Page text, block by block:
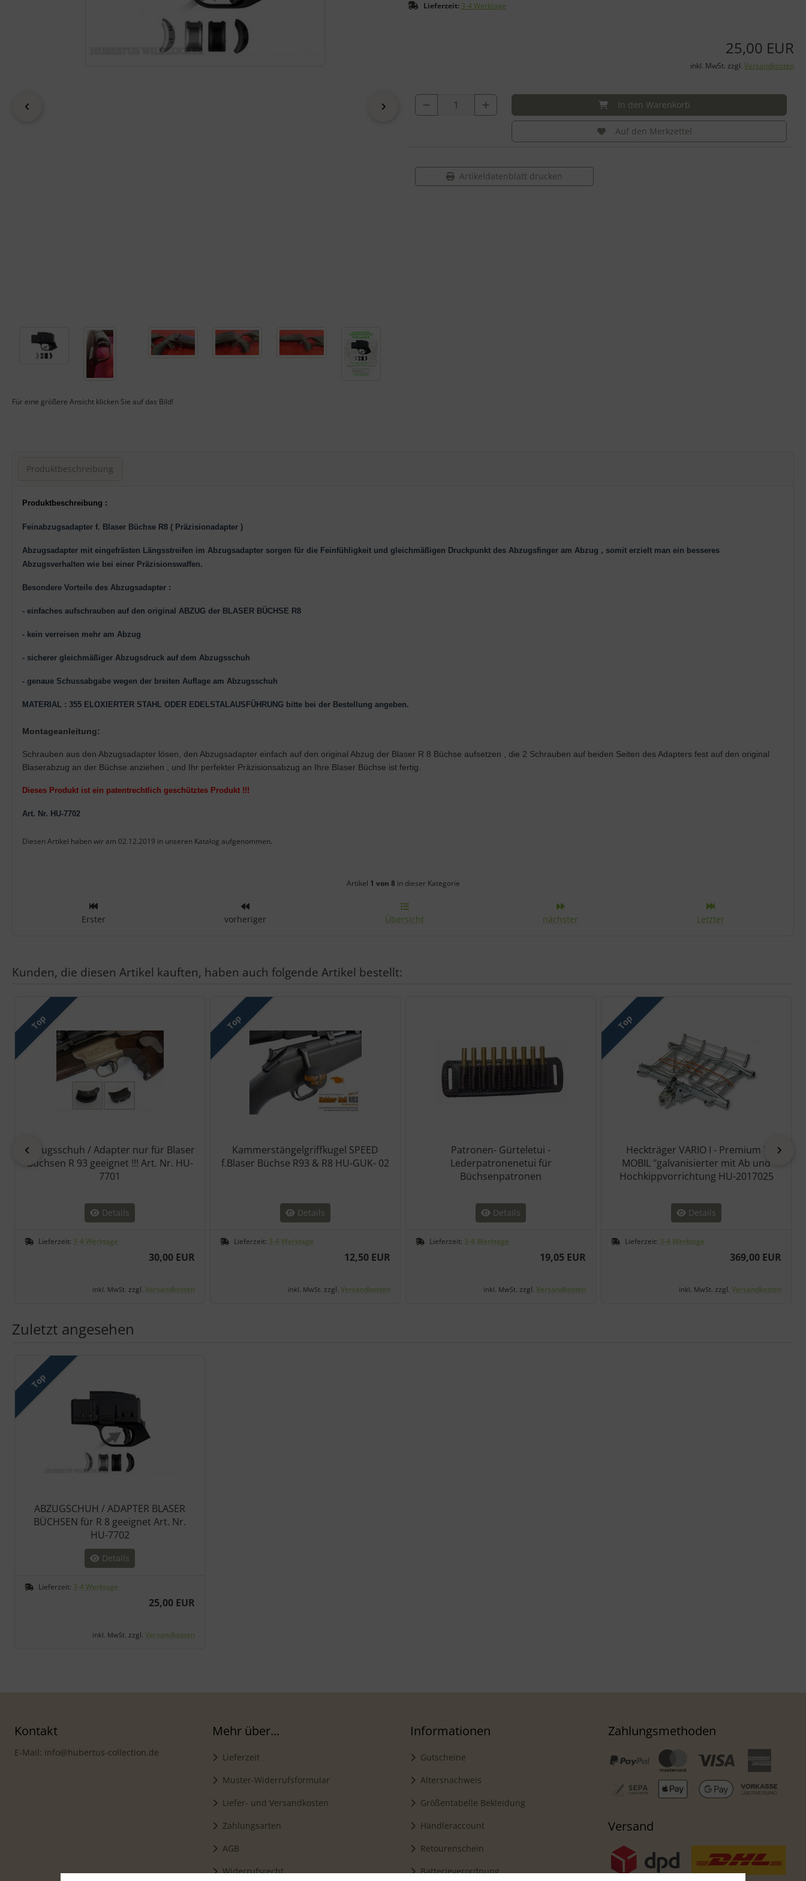
Lieferzeit: 3-4 Werktage
Für eine größere Ansicht klicken Sie auf das Bild!
25,00 EUR
inkl. MwSt. zzgl. Versandkosten
In den Warenkorb
Auf den Merkzettel
Artikeldatenblatt drucken
Produktbeschreibung
Produktbeschreibung
Produktbeschreibung :
Feinabzugsadapter f. Blaser Büchse R8 ( Präzisionadapter )
Abzugsadapter mit eingefrästen Längsstreifen im Abzugsadapter sorgen für die Feinfühligkeit und gleichmäßigen Druckpunkt des Abzugsfinger am Abzug , somit erzielt man ein besseres
Abzugsverhalten wie bei einer Präzisionswaffen.
Besondere Vorteile des Abzugsadapter :
- einfaches aufschrauben auf den original ABZUG der BLASER BÜCHSE R8
- kein verreisen mehr am Abzug
- sicherer gleichmäßiger Abzugsdruck auf dem Abzugsschuh
- genaue Schussabgabe wegen der breiten Auflage am Abzugsschuh
MATERIAL : 355 ELOXIERTER STAHL ODER EDELSTALAUSFÜHRUNG bitte bei der Bestellung angeben.
Montageanleitung:
Schrauben aus den Abzugsadapter lösen, den Abzugsadapter einfach auf den original Abzug der Blaser R 8 Büchse aufsetzen , die 2 Schrauben auf beiden Seiten des Adapters fest auf den original
Blaserabzug an der Büchse anziehen , und Ihr perfekter Präzisionsabzug an Ihre Blaser Büchse ist fertig.
Dieses Produkt ist ein patentrechtlich geschütztes Produkt !!!
Art. Nr. HU-7702
Diesen Artikel haben wir am 02.12.2019 in unseren Katalog aufgenommen.
Artikelnavigation innerhalb dieser Kategorie
Artikel 1 von 8in dieser Kategorie
Erster vorheriger Übersicht nächster Letzter
Kunden, die diesen Artikel kauften, haben auch folgende Artikel bestellt:
Es folgt ein Produktslider - navigieren Sie mit der Tab-Taste zu den einzelnen Artikeln.
zurück
Top
Abzugsschuh / Adapter nur für Blaser
Büchsen R 93 geeignet !!! Art. Nr. HU-
7701
Details
Lieferzeit: 3-4 Werktage
30,00 EUR
inkl. MwSt. zzgl. Versandkosten
Top
Kammerstängelgriffkugel SPEED
f.Blaser Büchse R93 & R8 HU-GUK- 02
Details
Lieferzeit: 3-4 Werktage
12,50 EUR
inkl. MwSt. zzgl. Versandkosten
Patronen- Gürteletui -
Lederpatronenetui für
Büchsenpatronen
Details
Lieferzeit: 3-4 Werktage
19,05 EUR
inkl. MwSt. zzgl. Versandkosten
Top
Heckträger VARIO I - Premium "
MOBIL "galvanisierter mit Ab und
Hochkippvorrichtung HU-2017025
Details
Lieferzeit: 3-4 Werktage
369,00 EUR
inkl. MwSt. zzgl. Versandkosten
Zuletzt angesehen
Es folgt ein Produktslider - navigieren Sie mit der Tab-Taste zu den einzelnen Artikeln.
Top
ABZUGSCHUH / ADAPTER BLASER
BÜCHSEN für R 8 geeignet Art. Nr.
HU-7702
Details
Lieferzeit: 3-4 Werktage
25,00 EUR
inkl. MwSt. zzgl. Versandkosten
Kontakt
E-Mail: info@hubertus-collection.de
Mehr über...
Lieferzeit
Muster-Widerrufsformular
Liefer- und Versandkosten
Zahlungsarten
AGB
Widerrufsrecht
Informationen
Gutscheine
Altersnachweis
Größentabelle Bekleidung
Händleraccount
Retourenschein
Batterieverordnung
Zahlungsmethoden
Versand